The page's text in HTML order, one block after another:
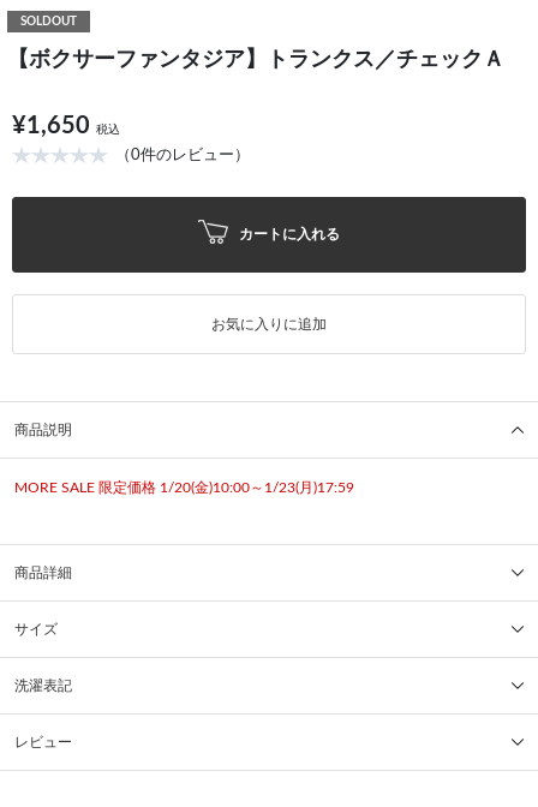
SOLDOUT
【ボクサーファンタジア】トランクス／チェックＡ
¥1,650 税込
（0件のレビュー）
カートに入れる
お気に入りに追加
商品説明
MORE SALE 限定価格 1/20(金)10:00～1/23(月)17:59
商品詳細
サイズ
洗濯表記
レビュー